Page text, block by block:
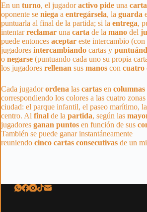
En un turno, el jugadoractivo pide una carta
oponente se niega a entregársela, la guarda
puntuarla al final de la partida; si la entrega,
intentarreclamar una carta de la mano del
puede entonces aceptar este intercambio (con
jugadores intercambiando cartas y
o negarse (puntuando cada uno su propia
los jugadores rellenan sus manos con cuatro
Cada jugadorordena las cartas en columnas
correspondiendo los colores a las cuatro
ciudad: el parque infantil, el paseo marítimo,
centro. Al final de la partida, según las
jugadores ganan puntos en función de sus
También se puede ganar instantáneamente
reuniendo cinco cartas consecutivas de un